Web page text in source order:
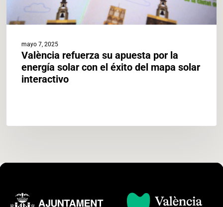
el
mapa
solar
interactivo
mayo 7, 2025
València refuerza su apuesta por la
energía solar con el éxito del mapa solar
interactivo